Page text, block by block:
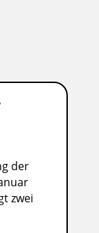
der
zwei